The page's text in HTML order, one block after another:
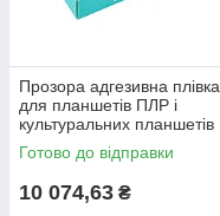
Прозора адгезивна плівка
для планшетів ПЛР і
культуральних планшетів
(100 шт. в упаковці)
Готово до відправки
10 074,63 ₴